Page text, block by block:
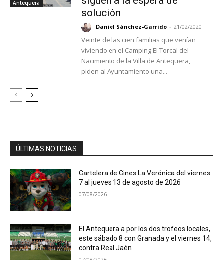
Antequera
solución
Daniel Sánchez-Garrido - 21/02/2020
Veinte de las cien familias que venían
viviendo en el Camping El Torcal del
Nacimiento de la Villa de Antequera,
piden al Ayuntamiento una...
ÚLTIMAS NOTICIAS
Cartelera de Cines La Verónica del viernes
7 al jueves 13 de agosto de 2026
07/08/2026
El Antequera a por los dos trofeos locales,
este sábado 8 con Granada y el viernes 14,
contra Real Jaén